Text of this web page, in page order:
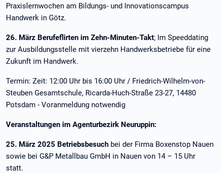
Praxislernwochen am Bildungs- und Innovationscampus
Handwerk in Götz.
26. März Berufeflirten im Zehn-Minuten-Takt; Im Speeddating
zur Ausbildungsstelle mit vierzehn Handwerksbetriebe für eine
Zukunft im Handwerk.
Termin: Zeit: 12:00 Uhr bis 16:00 Uhr / Friedrich-Wilhelm-von-
Steuben Gesamtschule, Ricarda-Huch-Straße 23-27, 14480
Potsdam - Voranmeldung notwendig
Veranstaltungen im Agenturbezirk Neuruppin:
25. März 2025 Betriebsbesuch bei der Firma Boxenstop Nauen
sowie bei G&P Metallbau GmbH in Nauen von 14 – 15 Uhr
statt.